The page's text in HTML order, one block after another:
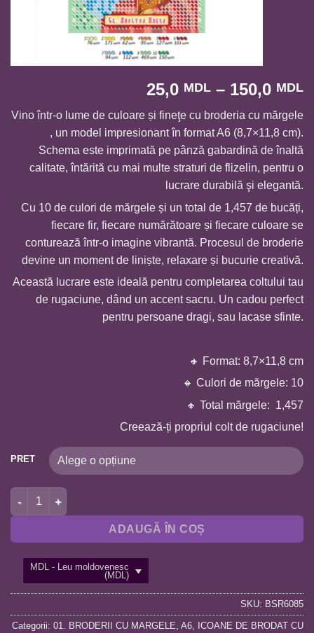
25,0 MDL – 150,0 MDL
Vino într-o lume de culoare și fineţe cu broderia cu mărgele
, un model impresionant în format A6 (8,7×11,8 cm).
Schema este imprimată pe pânză gabardină de înaltă
calitate, întărită cu mai multe straturi de flizelin, pentru o
lucrare durabilă şi elegantă.
Cu 10 de culori de mărgele și un total de 1,457 de bucăți,
fiecare fir, fiecare numărătoare și fiecare culoare se
conturează într-o imagine vibrantă. Procesul de broderie
devine un moment de liniște, relaxare și bucurie creativă.
Această lucrare este ideală pentru completarea coltului tau
de rugaciune, dând un accent sacru. Un cadou perfect
pentru persoane dragi, sau lacase sfinte.
🔸 Format: 8,7×11,8 cm
🔸 Culori de mărgele: 10
🔸 Total mărgele: 1,457
Creează-ți propriul colt de rugaciune!
PRET
Cantitate BRODERIE CU MARGELE RELIGIOASA A6 –
ADAUGĂ ÎN COȘ
MDL - Leu moldovenesc
(MDL)
SKU: BSR6085
Categorii: 01. BRODERII CU MARGELE A6 ICOANE DE BRODAT CU